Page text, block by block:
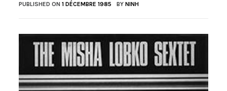
PUBLISHED ON1 DÉCEMBRE 1985 BYNINH